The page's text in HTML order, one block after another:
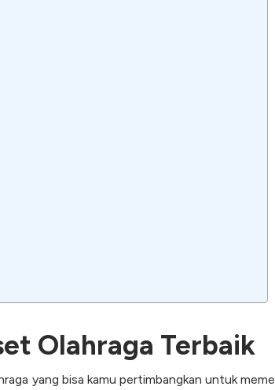
Olahraga Terbaik
yang bisa kamu pertimbangkan untuk